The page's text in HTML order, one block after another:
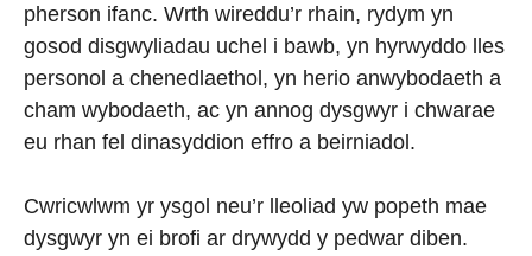
pherson ifanc. Wrth wireddu’r rhain, rydym yn
gosod disgwyliadau uchel i bawb, yn hyrwyddo lles
personol a chenedlaethol, yn herio anwybodaeth a
cham wybodaeth, ac yn annog dysgwyr i chwarae
eu rhan fel dinasyddion effro a beirniadol.
Cwricwlwm yr ysgol neu’r lleoliad yw popeth mae
dysgwyr yn ei brofi ar drywydd y pedwar diben.